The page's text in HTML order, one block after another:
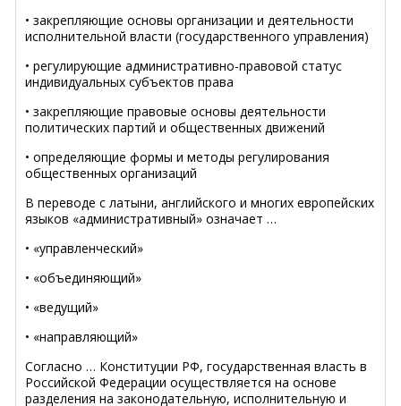
• закрепляющие основы организации и деятельности
исполнительной власти (государственного управления)
• регулирующие административно-правовой статус
индивидуальных субъектов права
• закрепляющие правовые основы деятельности
политических партий и общественных движений
• определяющие формы и методы регулирования
общественных организаций
В переводе с латыни, английского и многих европейских
языков «административный» означает …
• «управленческий»
• «объединяющий»
• «ведущий»
• «направляющий»
Согласно … Конституции РФ, государственная власть в
Российской Федерации осуществляется на основе
разделения на законодательную, исполнительную и